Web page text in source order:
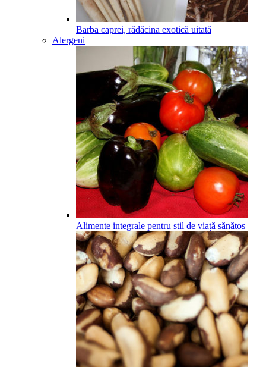
Barba caprei, rădăcina exotică uitată
Alergeni
Alimente integrale pentru stil de viață sănătos